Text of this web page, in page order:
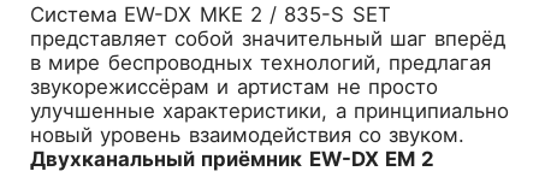
Система EW-DX MKE 2 / 835-S SET
представляет собой значительный шаг вперёд
в мире беспроводных технологий, предлагая
звукорежиссёрам и артистам не просто
улучшенные характеристики, а принципиально
новый уровень взаимодействия со звуком.
Двухканальный приёмник EW-DX EM 2